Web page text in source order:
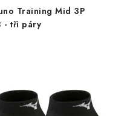
Training Mid 3P
- tři páry